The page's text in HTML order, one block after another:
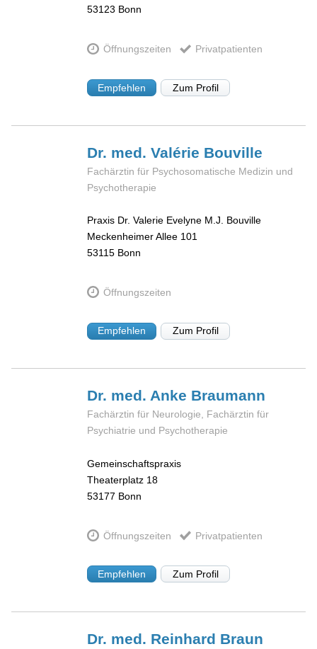
53123 Bonn
Öffnungszeiten Privatpatienten
Empfehlen Zum Profil
Dr. med. Valérie Bouville
Fachärztin für Psychosomatische Medizin und
Psychotherapie
Praxis Dr. Valerie Evelyne M.J. Bouville
Meckenheimer Allee 101
53115 Bonn
Öffnungszeiten
Empfehlen Zum Profil
Dr. med. Anke Braumann
Fachärztin für Neurologie, Fachärztin für
Psychiatrie und Psychotherapie
Gemeinschaftspraxis
Theaterplatz 18
53177 Bonn
Öffnungszeiten Privatpatienten
Empfehlen Zum Profil
Dr. med. Reinhard Braun